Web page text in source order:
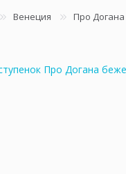
Венеция Про Догана